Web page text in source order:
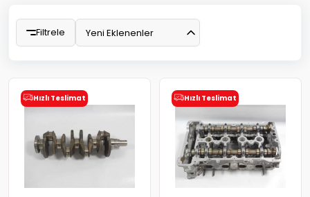
Filtrele Yeni Eklenenler
Hızlı Teslimat Hızlı Teslimat